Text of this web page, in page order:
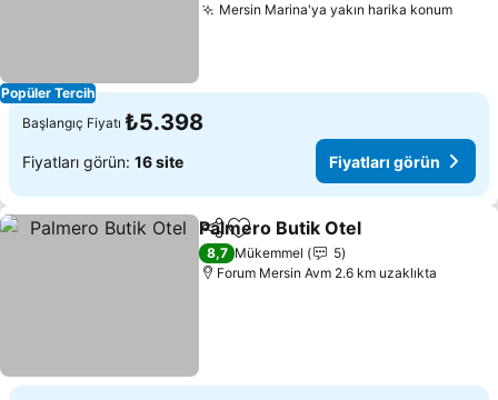
Popüler Tercih
Mersin Marina'ya yakın harika konum
Başlangıç Fiyatı ₺5.398
Fiyatları görün: 16 site Fiyatları görün
PaylaşFavorilerime ekle
Palmero Butik Otel
8,7 Mükemmel
5
Forum Mersin Avm 2.6 km uzaklıkta